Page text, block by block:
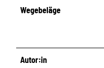
Wegebeläge
Autor:in